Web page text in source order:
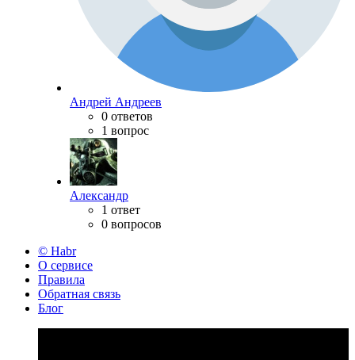
Андрей Андреев
0 ответов
1 вопрос
Александр
1 ответ
0 вопросов
© Habr
О сервисе
Правила
Обратная связь
Блог